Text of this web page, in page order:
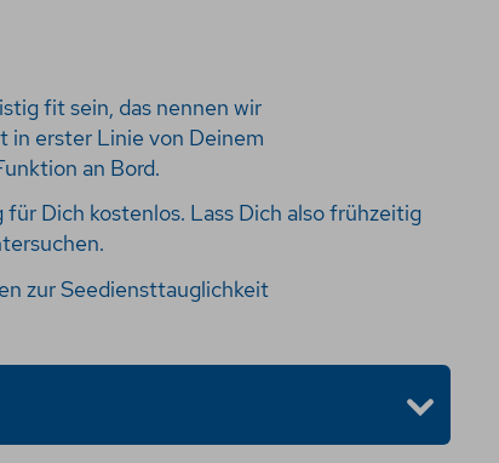
fit sein, das nennen wir
in erster Linie von Deinem
an Bord.
Dich kostenlos. Lass Dich also frühzeitig
zur Seediensttauglichkeit